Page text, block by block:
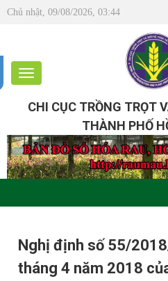
Chủ nhật, 09/08/2026, 03:44
CHI CỤC TRỒNG TRỌT
THÀNH PHỐ
Nghị định số 55/
tháng 4 năm 2018